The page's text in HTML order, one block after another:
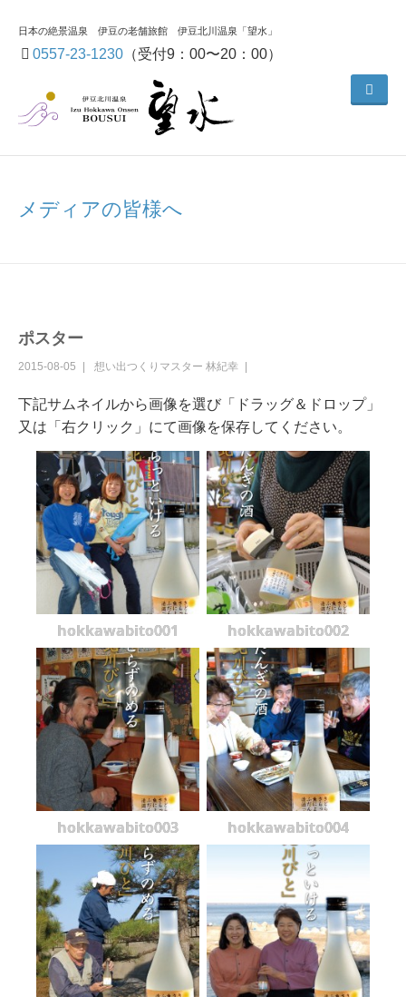
日本の絶景温泉 伊豆の老舗旅館 伊豆北川温泉「望水」
0557-23-1230 （受付9：00〜20：00）
メディアの皆様へ
ポスター
2015-08-05 想い出つくりマスター 林紀幸
下記サムネイルから画像を選び「ドラッグ＆ドロップ」
又は「右クリック」にて画像を保存してください。
hokkawabito001 hokkawabito002
hokkawabito003 hokkawabito004